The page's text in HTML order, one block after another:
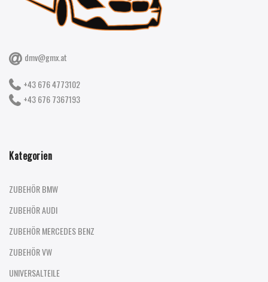
dmv@gmx.at
+43 676 4773102
+43 676 7367193
Kategorien
ZUBEHÖR BMW
ZUBEHÖR AUDI
ZUBEHÖR MERCEDES BENZ
ZUBEHÖR VW
UNIVERSALTEILE